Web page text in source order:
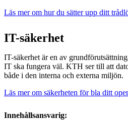
Läs mer om hur du sätter upp ditt
IT-säkerhet
IT-säkerhet är en av
IT ska fungera väl. KTH ser till att
både i den interna och externa miljön.
Läs mer om säkerheten för bla ditt
Innehållsansvarig: